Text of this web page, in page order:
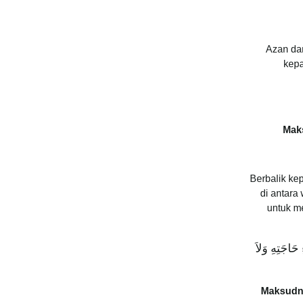
Azan
Berbalik
di antara
untuk
وَلاَ